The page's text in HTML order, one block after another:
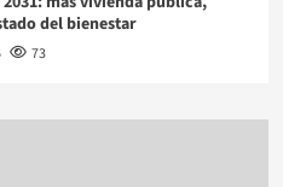
del bienestar
73